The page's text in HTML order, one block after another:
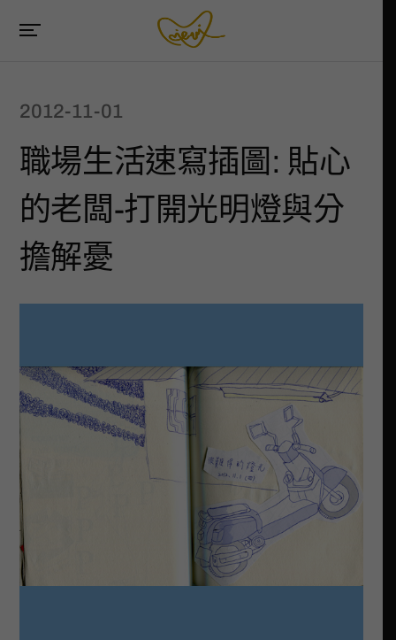
2012-11-01
職場生活速寫插圖: 貼心
的老闆-打開光明燈與分
擔解憂